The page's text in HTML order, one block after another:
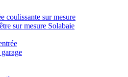
coulissante sur mesure
sur mesure Solabaie